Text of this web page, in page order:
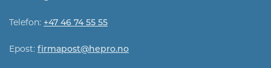
Telefon: +47 46 74 55 55
Epost: firmapost@hepro.no​​